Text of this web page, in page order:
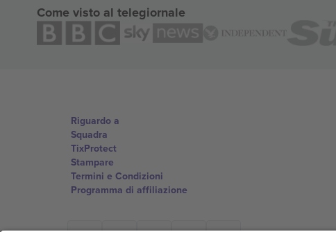
Come visto al telegiornale
Riguardo a
Squadra
TixProtect
Stampare
Termini e Condizioni
Programma di affiliazione